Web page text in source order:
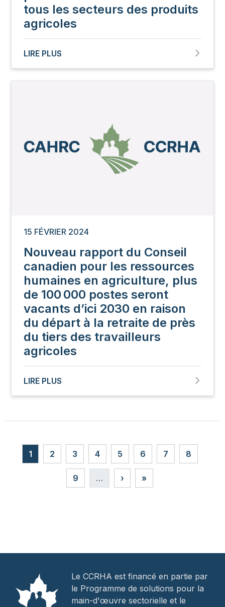
tous les secteurs des produits
agricoles
LIRE PLUS
15 FÉVRIER 2024
Nouveau rapport du Conseil
canadien pour les ressources
humaines en agriculture, plus
de 100 000 postes seront
vacants d’ici 2030 en raison
du départ à la retraite de près
du tiers des travailleurs
agricoles
LIRE PLUS
Pagination
Page courante
1 Page
2 Page
3 Page
4 Page
5 Page
6 Page
7 Page
8
Page
9 … Page suivante
› Dernière page
»
Le CCRHA est financé en partie par
le Programme de solutions pour la
main-d'œuvre sectorielle et le